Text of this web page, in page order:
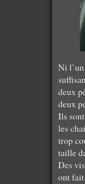
Ni
deux
deux
Ils
les
trop
taille
Des
ont fait